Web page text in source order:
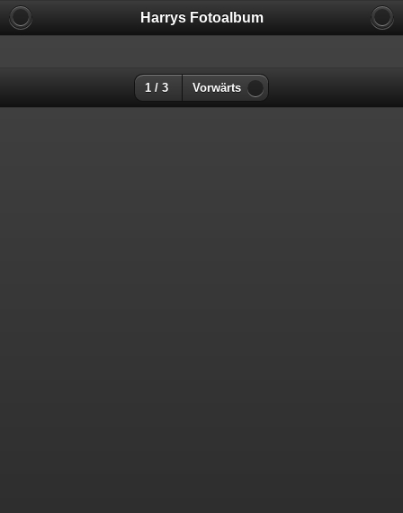
Harrys Fotoalbum
1 / 3 Vorwärts